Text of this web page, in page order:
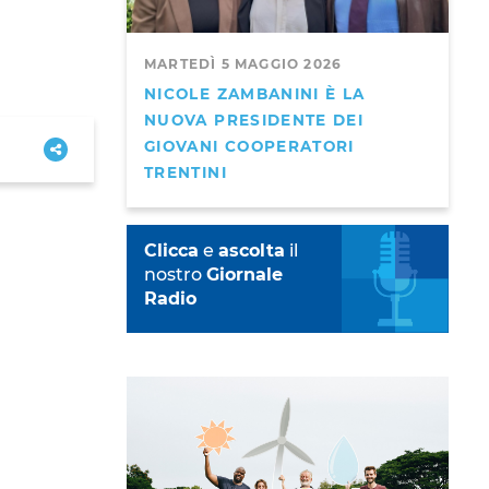
MARTEDÌ 5 MAGGIO 2026
NICOLE ZAMBANINI È LA
NUOVA PRESIDENTE DEI
GIOVANI COOPERATORI
TRENTINI
Clicca e ascolta il
nostro Giornale
Radio